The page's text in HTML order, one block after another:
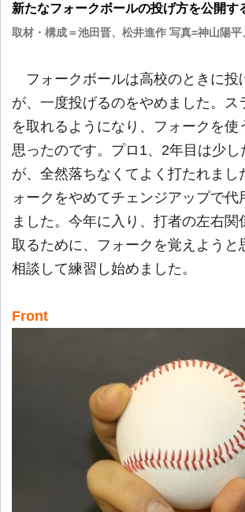
新たなフォークボールの投げ方を公開す
取材・構成＝池田晋、松井進作 写真=神山陽平
フォークボールは高校のときに投
が、一度投げるのをやめました。ス
を取れるようになり、フォークを使
思ったのです。プロ1、2年目は少し
が、全然落ちなくてよく打たれまし
ォークをやめてチェンジアップで代
ました。今年に入り、打者の左右関
取るために、フォークを覚えようと
相談して練習し始めました。
Front